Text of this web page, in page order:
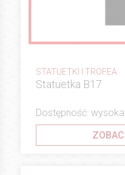
STATUETKI I TROFEA
Statuetka B17
Dostępność: wysoka